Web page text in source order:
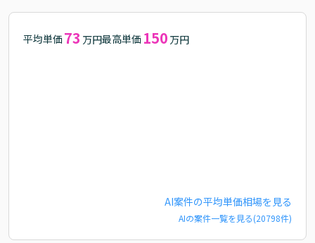
平均単価 73 万円最高単価 150 万円
AI案件の平均単価相場を見る
AIの案件一覧を見る(20798件)